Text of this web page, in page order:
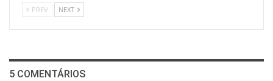
PREV NEXT
5 COMENTÁRIOS